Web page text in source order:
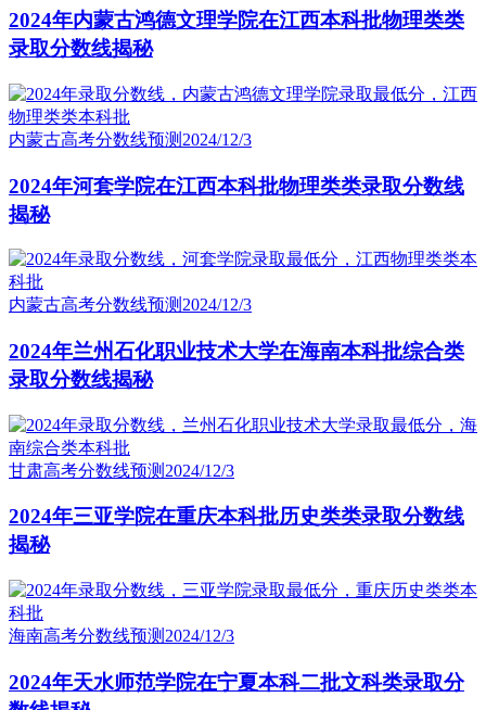
2024年内蒙古鸿德文理学院在江西本科批物理类类
录取分数线揭秘
内蒙古高考分数线预测 2024/12/3
2024年河套学院在江西本科批物理类类录取分数线
揭秘
内蒙古高考分数线预测 2024/12/3
2024年兰州石化职业技术大学在海南本科批综合类
录取分数线揭秘
甘肃高考分数线预测 2024/12/3
2024年三亚学院在重庆本科批历史类类录取分数线
揭秘
海南高考分数线预测 2024/12/3
2024年天水师范学院在宁夏本科二批文科类录取分